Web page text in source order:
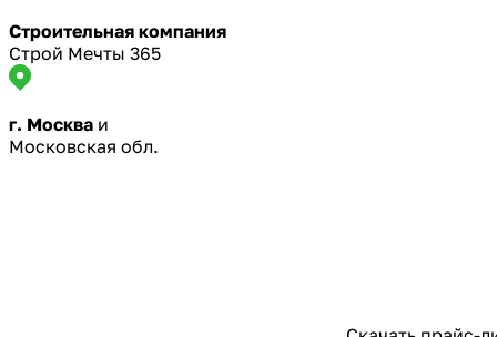
Строительная компания
Строй Мечты 365
г. Москва и
Московская обл.